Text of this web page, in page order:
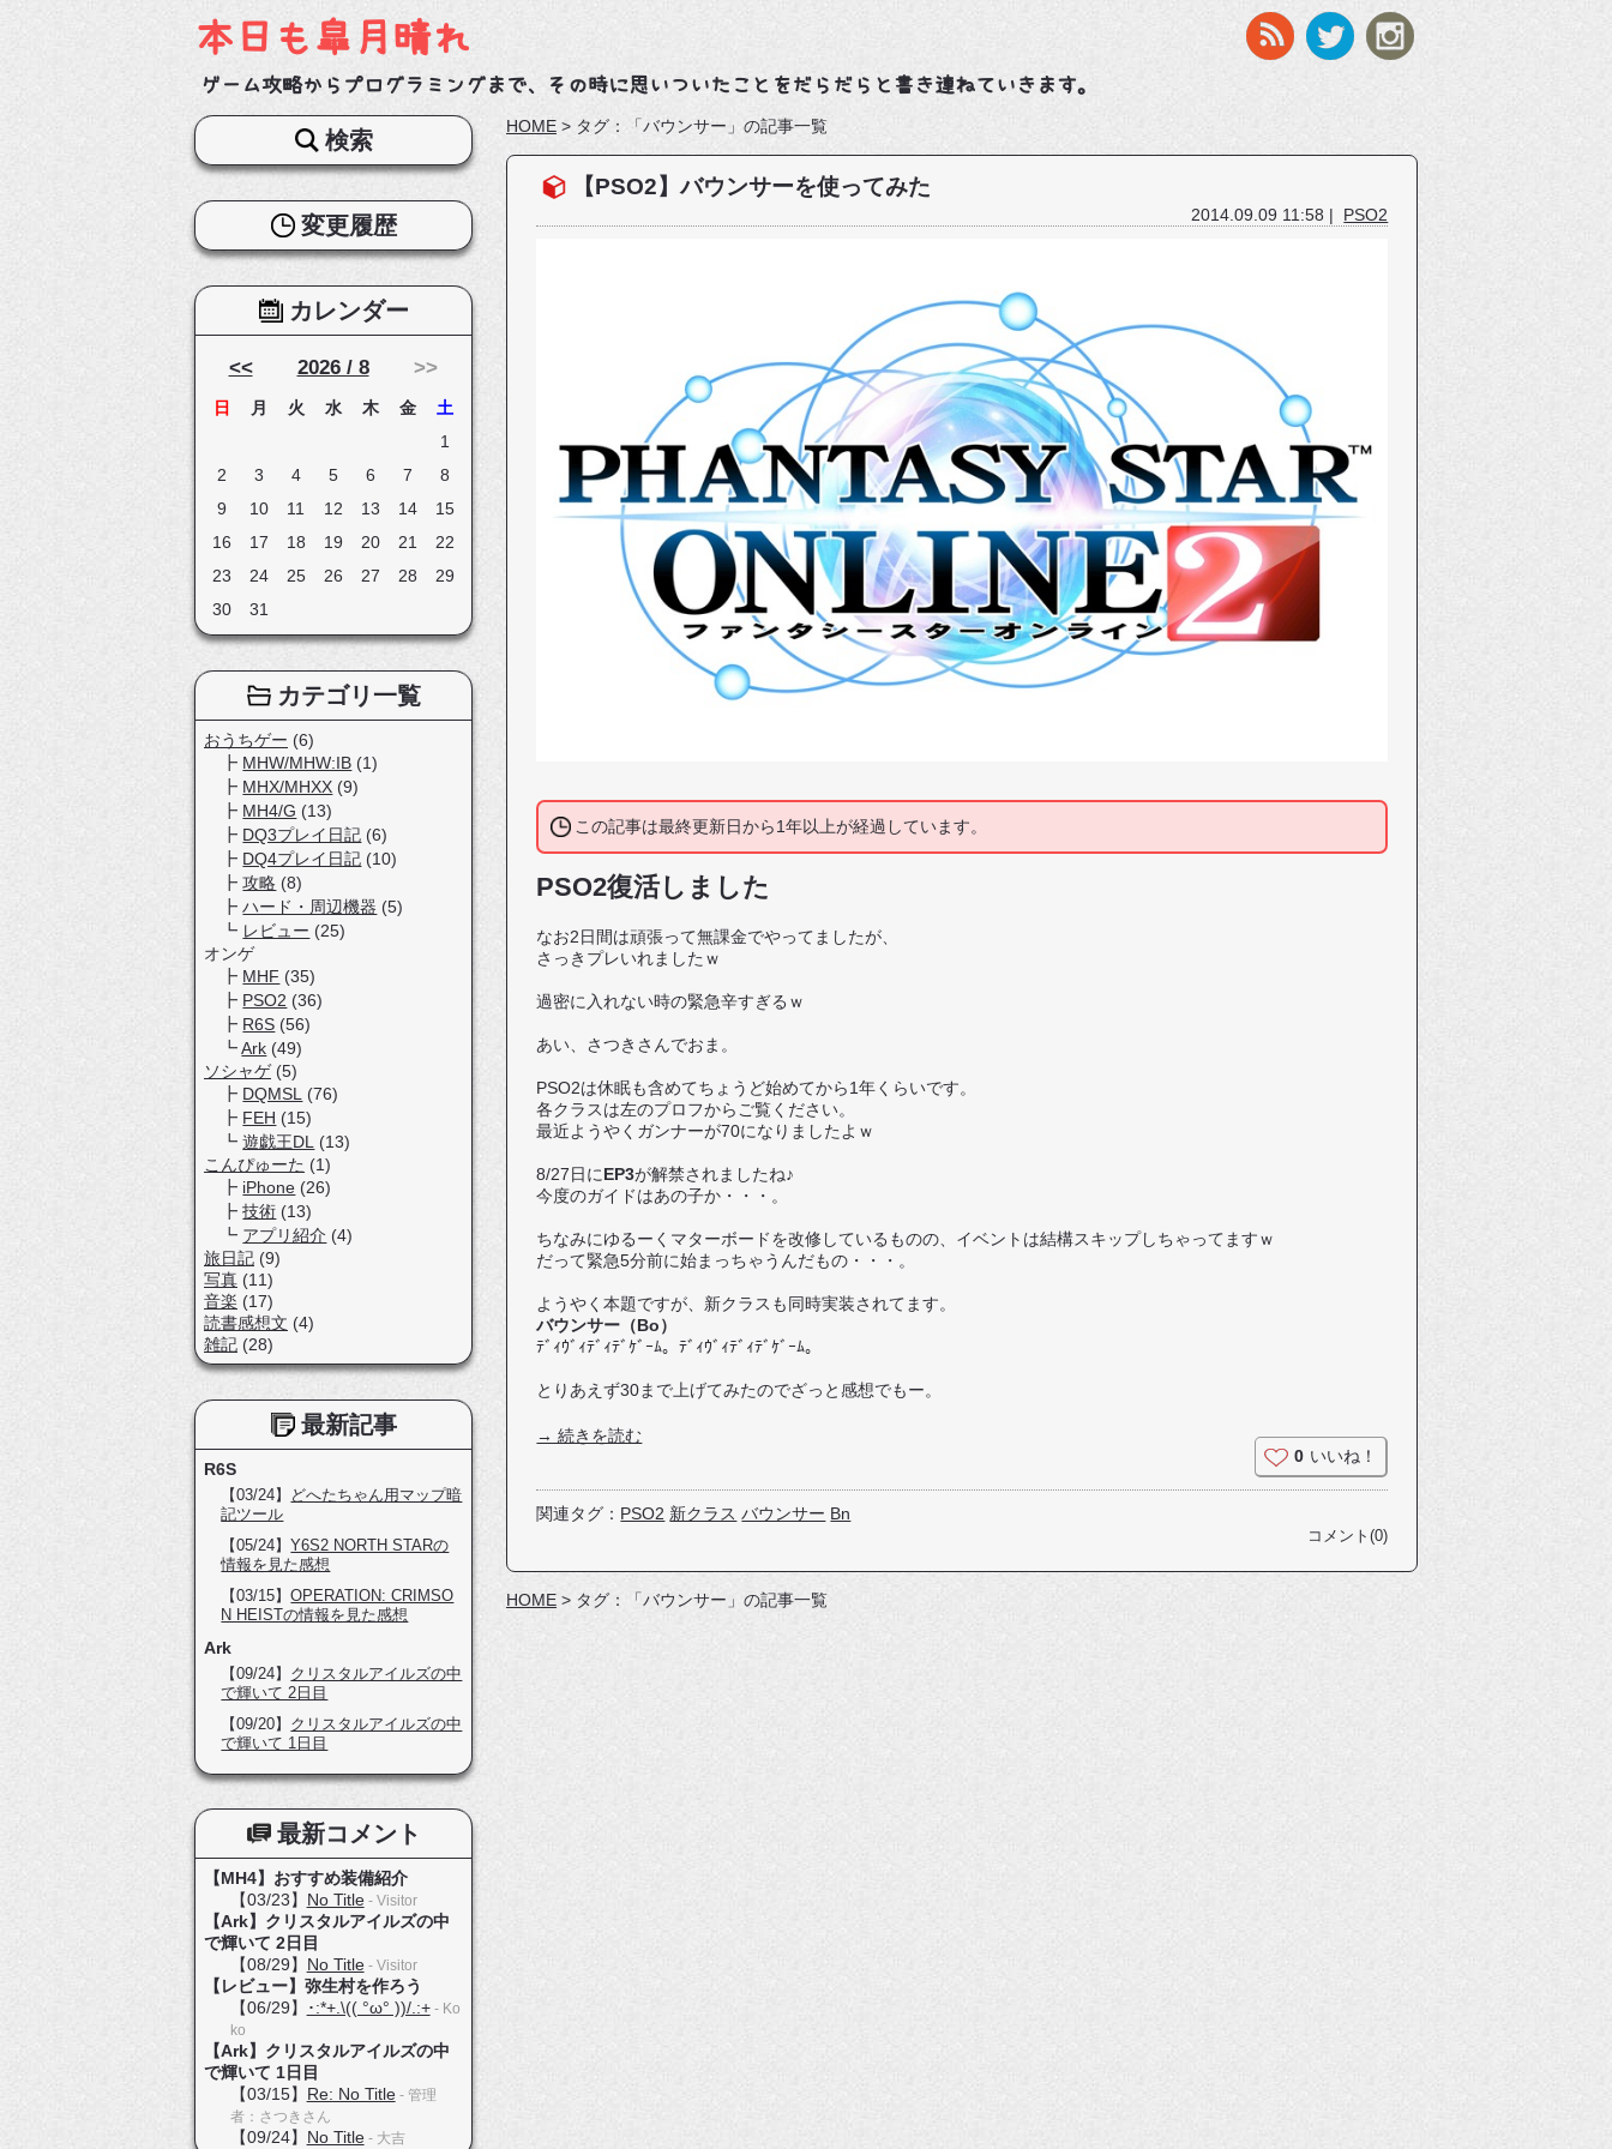
本日も皐月晴れ
ゲーム攻略からプログラミングまで、その時に思いついたことをだらだらと書き連ねていきます。
HOME > タグ：「バウンサー」の記事一覧
【PSO2】バウンサーを使ってみた
2014.09.09 11:58 | PSO2
この記事は最終更新日から1年以上が経過しています。
PSO2復活しました
なお2日間は頑張って無課金でやってましたが、
さっきプレいれましたｗ
過密に入れない時の緊急辛すぎるｗ
あい、さつきさんでおま。
PSO2は休眠も含めてちょうど始めてから1年くらいです。
各クラスは左のプロフからご覧ください。
最近ようやくガンナーが70になりましたよｗ
8/27日にEP3が解禁されましたね♪
今度のガイドはあの子か・・・。
ちなみにゆるーくマターボードを改修しているものの、イベントは結構スキップしちゃってますｗ
だって緊急5分前に始まっちゃうんだもの・・・。
ようやく本題ですが、新クラスも同時実装されてます。
バウンサー（Bo）
ﾃﾞｨｳﾞｨﾃﾞｨﾃﾞｹﾞｰﾑ。ﾃﾞｨｳﾞｨﾃﾞｨﾃﾞｹﾞｰﾑ。
とりあえず30まで上げてみたのでざっと感想でもー。
→ 続きを読む
0 いいね！
関連タグ： PSO2 新クラス バウンサー Bn
コメント(0)
HOME > タグ：「バウンサー」の記事一覧
検索
変更履歴
カレンダー
<< 2026 / 8 >>
日 月 火 水 木 金
土
1
2
3 4 5 6 7
8
9
10 11 12 13 14
15
16
17 18 19 20 21
22
23
24 25 26 27 28
29
30
31
カテゴリ一覧
おうちゲー (6)
MHW/MHW:IB (1)
MHX/MHXX (9)
MH4/G (13)
DQ3プレイ日記 (6)
DQ4プレイ日記 (10)
攻略 (8)
ハード・周辺機器 (5)
レビュー (25)
オンゲ
MHF (35)
PSO2 (36)
R6S (56)
Ark (49)
ソシャゲ(5)
DQMSL
(76)
FEH (15)
遊戯王DL
(13)
こんぴゅーた (1)
iPhone (26)
技術 (13)
アプリ紹介 (4)
旅日記 (9)
写真 (11)
音楽 (17)
読書感想文 (4)
雑記 (28)
最新記事
R6S
【03/24】
どへたちゃん用マップ暗
記ツール
【05/24】Y6S2 NORTH STARの
情報を見た感想
【03/15】OPERATION: CRIMSO
N HEISTの情報を見た感想
Ark
【09/24】 クリスタルアイルズの中
で輝いて 2日目
【09/20】 クリスタルアイルズの中
で輝いて 1日目
最新コメント
【MH4】おすすめ装備紹介
【03/23】 No Title- Visitor
【Ark】クリスタルアイルズの中
で輝いて 2日目
【08/29】 No Title- Visitor
【レビュー】弥生村を作ろう
【06/29】
･:*+.\(( °ω° ))/.:+- Ko
ko
【Ark】クリスタルアイルズの中
で輝いて 1日目
【03/15】 Re: No Title- 管理
者：さつきさん
【09/24】 No Title- 大吉